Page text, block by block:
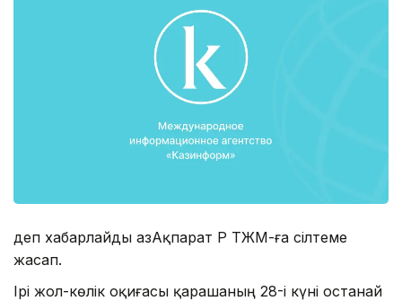
деп хабарлайды ҚазАқпарат ҚР ТЖМ-ға сілтеме
жасап.
Ірі жол-көлік оқиғасы қарашаның 28-і күні Қостанай